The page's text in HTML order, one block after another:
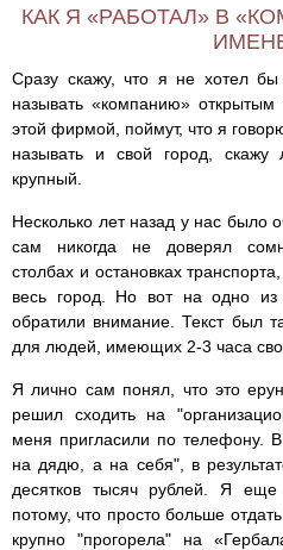
КАК Я «РАБОТАЛ» В
Сразу скажу, что я не хотел
называть «компанию» открытым
этой фирмой, поймут, что я
называть и свой город,
крупный.
Несколько лет назад у нас было
сам никогда не доверял
столбах и остановках
весь город. Но вот на одно
обратили внимание. Текст был
для людей, имеющих 2-3 часа
Я лично сам понял, что это
решил сходить на
меня пригласили по телефону.
на дядю, а на себя", в
десятков тысяч рублей. Я еще
потому, что просто больше
крупно "прогорела" на